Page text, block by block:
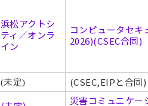
浜松アクトシ
ティ／オンラ
イン
コンピュータセ
2026)(CSEC合同)
(未定)
(CSEC,EIPと合同)
災害コミュニケ